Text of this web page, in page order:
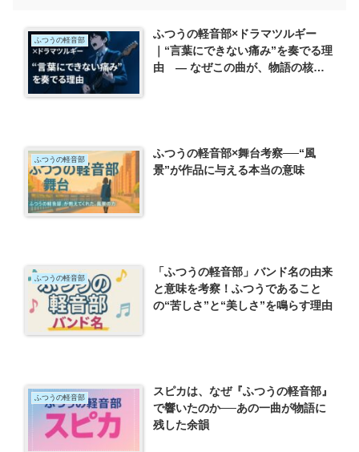
ふつうの軽音部
ふつうの軽音部×ドラマツルギー
｜“言葉にできない痛み”を奏でる理
由 ― なぜこの曲が、物語の核心
ふつうの軽音部
ふつうの軽音部×舞台考察──“風
景”が作品に与える本当の意味
ふつうの軽音部
「ふつうの軽音部」バンド名の由来
と意味を考察！ふつうであること
の“苦しさ”と“美しさ”を鳴らす理由
ふつうの軽音部
スピカは、なぜ『ふつうの軽音部』
で響いたのか──あの一曲が物語に
残した余韻